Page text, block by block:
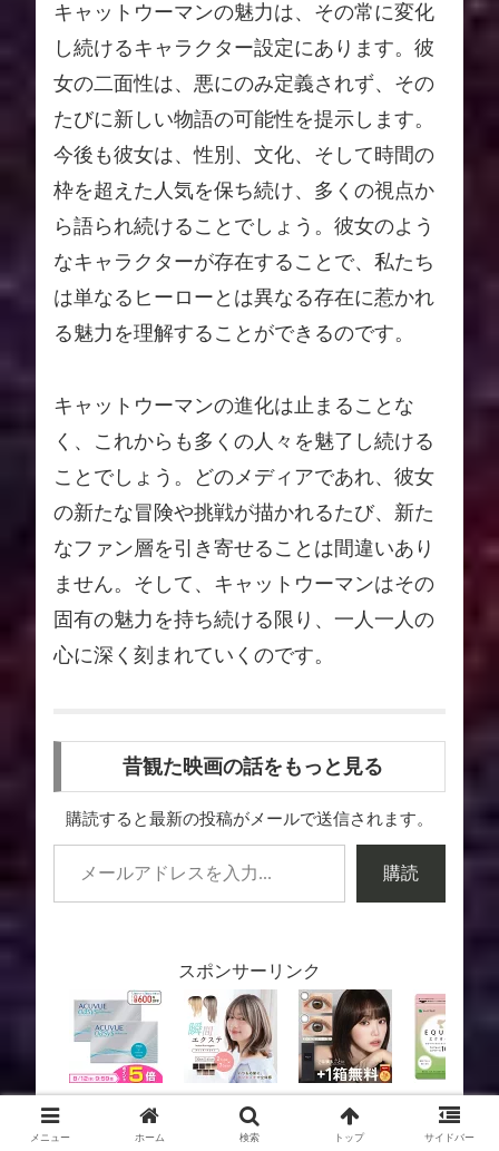
キャットウーマンの魅力は、その常に変化
し続けるキャラクター設定にあります。彼
女の二面性は、悪にのみ定義されず、その
たびに新しい物語の可能性を提示します。
今後も彼女は、性別、文化、そして時間の
枠を超えた人気を保ち続け、多くの視点か
ら語られ続けることでしょう。彼女のよう
なキャラクターが存在することで、私たち
は単なるヒーローとは異なる存在に惹かれ
る魅力を理解することができるのです。
キャットウーマンの進化は止まることな
く、これからも多くの人々を魅了し続ける
ことでしょう。どのメディアであれ、彼女
の新たな冒険や挑戦が描かれるたび、新た
なファン層を引き寄せることは間違いあり
ません。そして、キャットウーマンはその
固有の魅力を持ち続ける限り、一人一人の
心に深く刻まれていくのです。
昔観た映画の話をもっと見る
購読すると最新の投稿がメールで送信されます。
購読
スポンサーリンク
スポンサーリンク
メニュー ホーム 検索 トップ サイドバー